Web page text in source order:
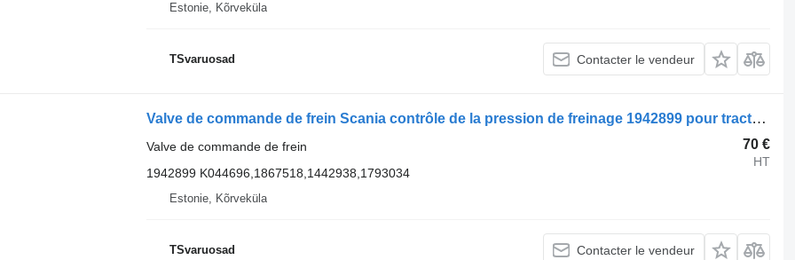
Estonie, Kõrveküla
TSvaruosad Contacter le vendeur
Valve de commande de frein Scania contrôle de la pression de freinage 1942899 pour tracteur routier Scania R440
70 €
HT
Valve de commande de frein
1942899 K044696,1867518,1442938,1793034
Estonie, Kõrveküla
TSvaruosad Contacter le vendeur